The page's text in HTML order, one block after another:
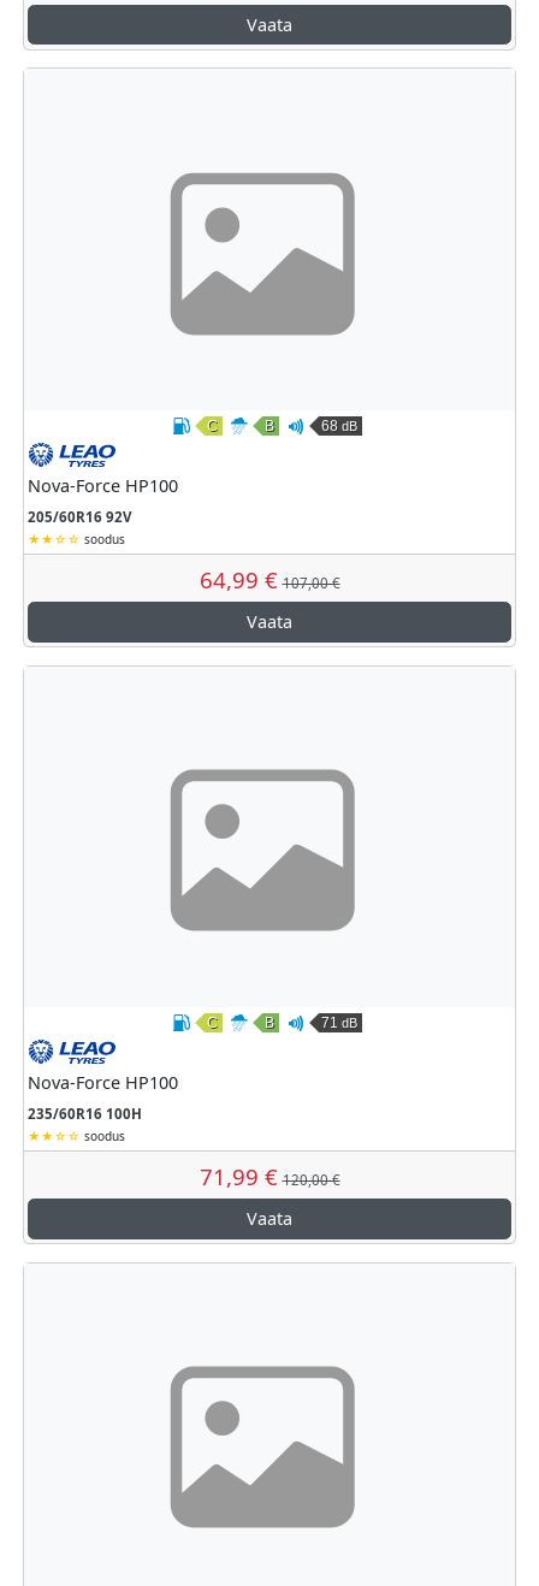
Vaata
Kütusesäästlikkus
C
Märghaardumine
B
Väline veeremismüra
68 dB
Nova-Force HP100
205/60R16 92V
soodus
64,99 € 107,00 €
Vaata
Kütusesäästlikkus
C
Märghaardumine
B
Väline veeremismüra
71 dB
Nova-Force HP100
235/60R16 100H
soodus
71,99 € 120,00 €
Vaata